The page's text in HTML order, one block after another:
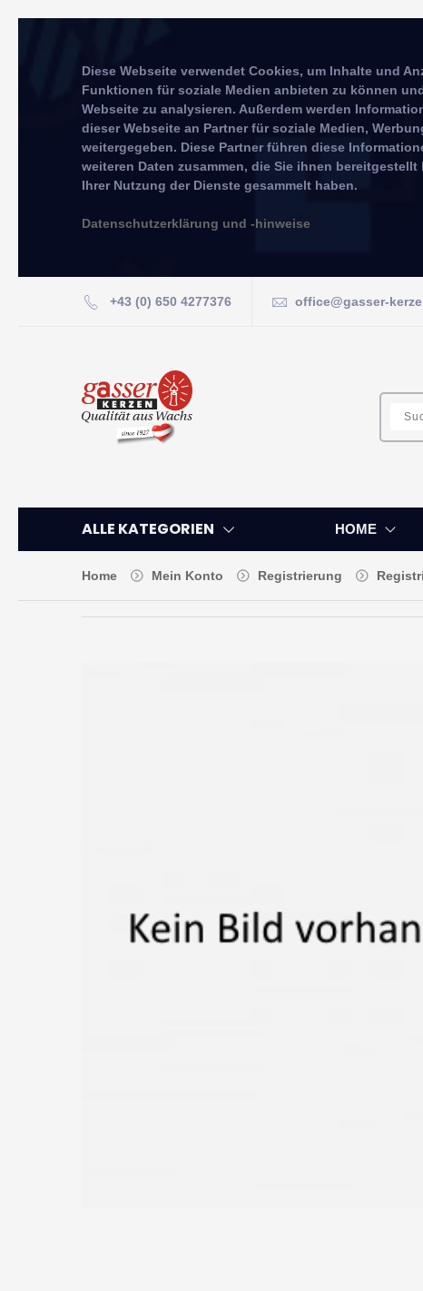
Diese Webseite verwendet Cookies, um Inhalte und
Funktionen für soziale Medien anbieten zu können
Webseite zu analysieren. Außerdem werden
dieser Webseite an Partner für soziale Medien,
weitergegeben. Diese Partner führen diese
weiteren Daten zusammen, die Sie ihnen bereitgestellt
Ihrer Nutzung der Dienste gesammelt haben.
Datenschutzerklärung und -hinweise
+43 (0) 650 4277376 office@gasser-
ALLE KATEGORIEN HOME
Home Mein Konto Registrierung